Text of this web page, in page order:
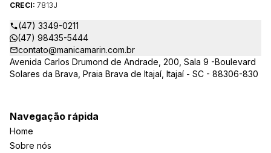
CRECI: 7813J
(47) 3349-0211
(47) 98435-5444
contato@manicamarin.com.br
Avenida Carlos Drumond de Andrade, 200, Sala 9 -Boulevard
Solares da Brava, Praia Brava de Itajaí, Itajaí - SC - 88306-830
Navegação rápida
Home
Sobre nós